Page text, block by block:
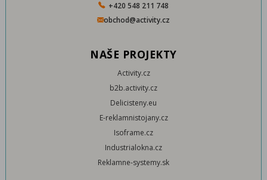
+420 548 211 748
obchod@activity.cz
NAŠE PROJEKTY
Activity.cz
b2b.activity.cz
Delicisteny.eu
E-reklamnistojany.cz
Isoframe.cz
Industrialokna.cz
Reklamne-systemy.sk